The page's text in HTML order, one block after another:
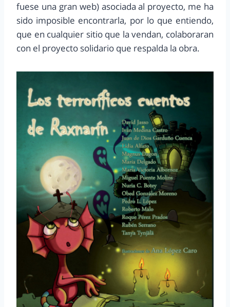
fuese una gran web) asociada al proyecto, me ha
sido imposible encontrarla, por lo que entiendo,
que en cualquier sitio que la vendan, colaboraran
con el proyecto solidario que respalda la obra.